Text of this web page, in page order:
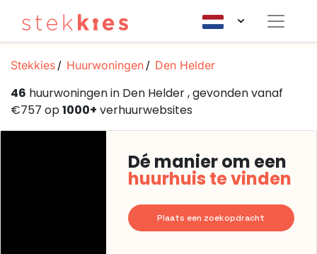
Stekkies Huurwoningen Den Helder
46 huurwoningen in Den Helder , gevonden vanaf
€757 op1000+ verhuurwebsites
Dé manier om een
huurhuis te vinden
Plaats een zoekopdracht